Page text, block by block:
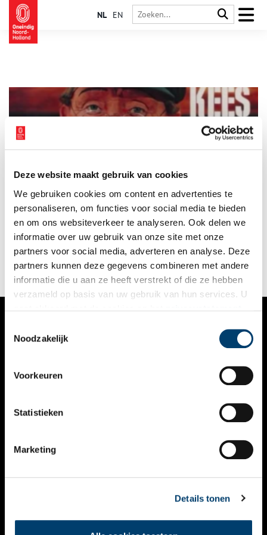
Deze website maakt gebruik van cookies
We gebruiken cookies om content en advertenties te
personaliseren, om functies voor social media te bieden
en om ons websiteverkeer te analyseren. Ook delen we
informatie over uw gebruik van onze site met onze
partners voor social media, adverteren en analyse. Deze
partners kunnen deze gegevens combineren met andere
informatie die u aan ze heeft verstrekt of die ze hebben
verzameld op basis van uw gebruik van hun services. U
Noodzakelijk
Voorkeuren
Statistieken
Marketing
Details tonen
NL EN
Een oud mannetje met een zwart boerenpetje,
ziekenfondsbrilletje en een boerenzakdoek om zijn nek,
bijeengehouden met de huls van een luciferdoosje: dat was
‘Kees Stet uit Ierswoud’. Wie was de man achter Kees?
VERHALEN
KALENDER
THEMA’S
VIDEO’S
CONTACT